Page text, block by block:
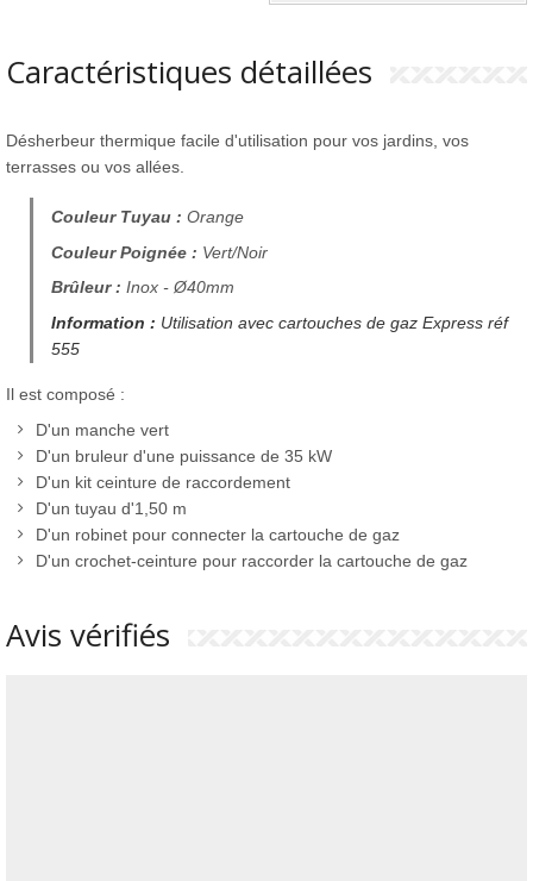
Caractéristiques détaillées
Désherbeur thermique facile d'utilisation pour vos jardins, vos
terrasses ou vos allées.
Couleur Tuyau : Orange
Couleur Poignée : Vert/Noir
Brûleur : Inox - Ø40mm
Information : Utilisation avec cartouches de gaz Express réf
555
Il est composé :
D'un manche vert
D'un bruleur d'une puissance de 35 kW
D'un kit ceinture de raccordement
D'un tuyau d'1,50 m
D'un robinet pour connecter la cartouche de gaz
D'un crochet-ceinture pour raccorder la cartouche de gaz
Avis vérifiés